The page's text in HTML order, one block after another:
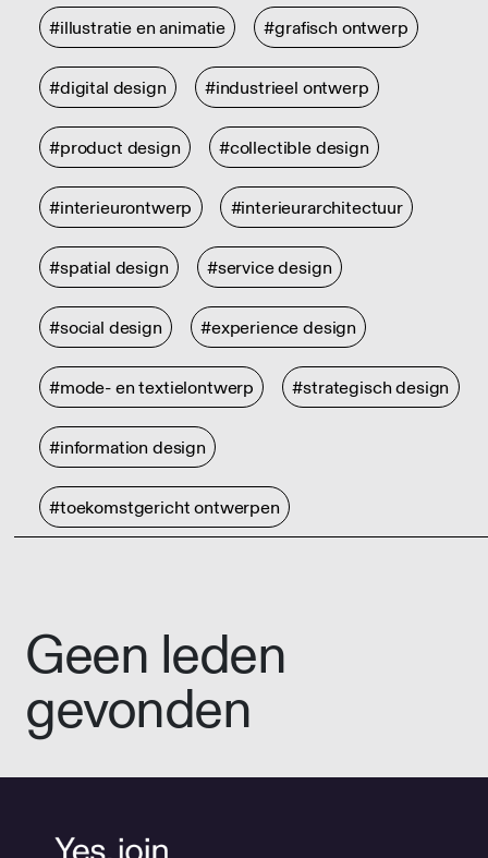
#illustratie en animatie #grafisch ontwerp
#digital design #industrieel ontwerp
#product design #collectible design
#interieurontwerp #interieurarchitectuur
#spatial design #service design
#social design #experience design
#mode- en textielontwerp #strategisch design
#information design
#toekomstgericht ontwerpen
Geen leden
gevonden